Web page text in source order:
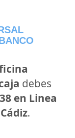
debes
en Linea
.